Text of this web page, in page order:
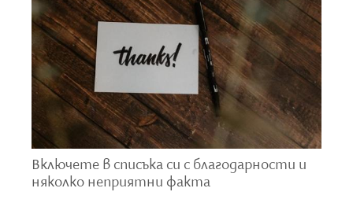
идват естествено, без незабавни награди. В
действителност хората предпочитат
незабавното удовлетворение и едновременно с
това са склонни да омаловажават ползата от
чакането на дългосрочни награди.
Бъдете мили към себе си
Често сме много по-мили с приятелите си и дори с
непознати, отколкото със себе си. Психологът
Включете в списъка си с благодарности и
няколко неприятни факта